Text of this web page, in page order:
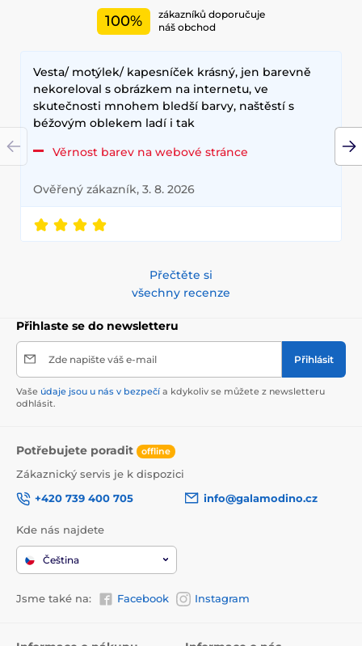
100%
zákazníků doporučuje
náš obchod
Vesta/ motýlek/ kapesníček krásný, jen barevně
nekoreloval s obrázkem na internetu, ve
skutečnosti mnohem bledší barvy, naštěstí s
béžovým oblekem ladí i tak
Věrnost barev na webové stránce
Ověřený zákazník, 3. 8. 2026
Přečtěte si
všechny recenze
Přihlaste se do newsletteru
Zde napište váš e-mail Přihlásit
Vaše údaje jsou u nás v bezpečí a kdykoliv se můžete z newsletteru
odhlásit.
Potřebujete poradit offline
Zákaznický servis je k dispozici
+420 739 400 705
info@galamodino.cz
Kde nás najdete
Čeština
Jsme také na: Facebook Instagram